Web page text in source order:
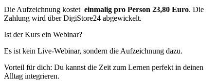
Die Aufzeichnung kostet einmalig pro Person 23,80 Euro. Die
Zahlung wird über DigiStore24 abgewickelt.
Ist der Kurs ein Webinar?
Es ist kein Live-Webinar, sondern die Aufzeichnung dazu.
Vorteil für dich: Du kannst die Zeit zum Lernen perfekt in deinen
Alltag integrieren.